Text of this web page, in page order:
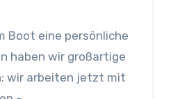
Boot eine persönliche
haben wir großartige
wir arbeiten jetzt mit